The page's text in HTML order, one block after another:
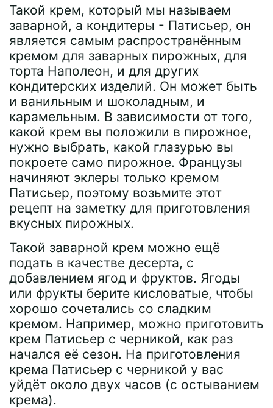
Такой крем, который мы называем
заварной, а кондитеры - Патисьер, он
является самым распространённым
кремом для заварных пирожных, для
торта Наполеон, и для других
кондитерских изделий. Он может быть
и ванильным и шоколадным, и
карамельным. В зависимости от того,
какой крем вы положили в пирожное,
нужно выбрать, какой глазурью вы
покроете само пирожное. Французы
начиняют эклеры только кремом
Патисьер, поэтому возьмите этот
рецепт на заметку для приготовления
вкусных пирожных.
Такой заварной крем можно ещё
подать в качестве десерта, с
добавлением ягод и фруктов. Ягоды
или фрукты берите кисловатые, чтобы
хорошо сочетались со сладким
кремом. Например, можно приготовить
крем Патисьер с черникой, как раз
начался её сезон. На приготовления
крема Патисьер с черникой у вас
уйдёт около двух часов (с остыванием
крема).